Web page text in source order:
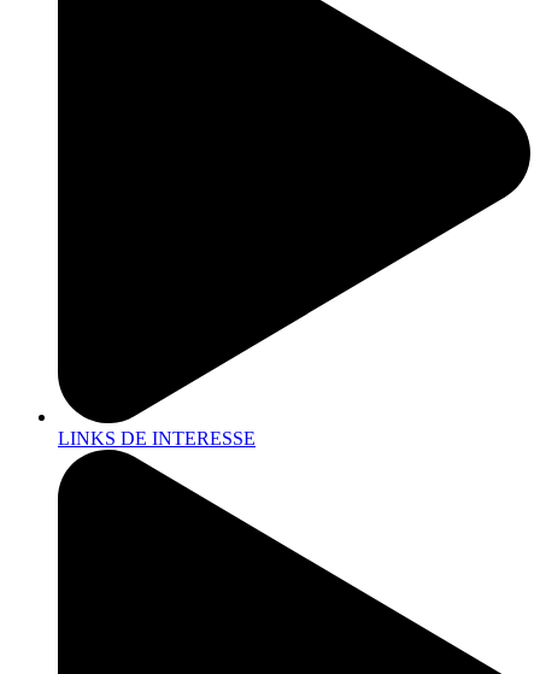
LINKS DE INTERESSE